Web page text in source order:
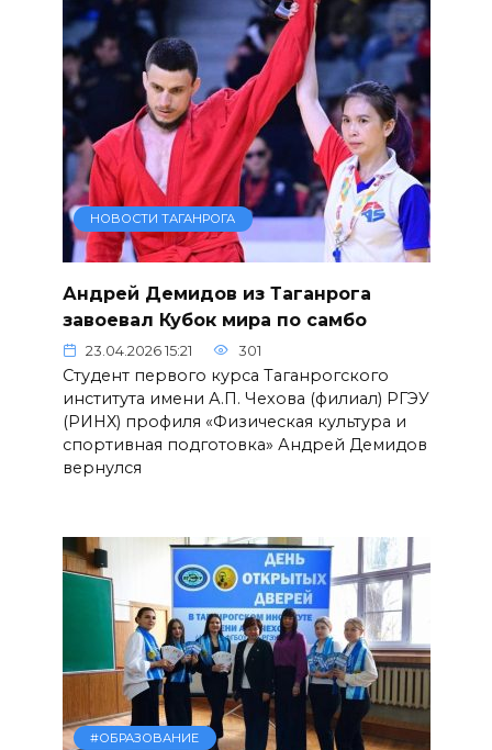
НОВОСТИ ТАГАНРОГА
Андрей Демидов из Таганрога
завоевал Кубок мира по самбо
23.04.2026 15:21 301
Студент первого курса Таганрогского
института имени А.П. Чехова (филиал) РГЭУ
(РИНХ) профиля «Физическая культура и
спортивная подготовка» Андрей Демидов
вернулся
#ОБРАЗОВАНИЕ